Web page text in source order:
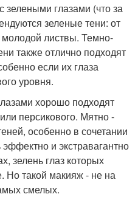
глазами (что за
зеленые тени: от
листвы. Темно-
также отлично подходят
если их глаза
уровня.
хорошо подходят
персикового. Мятно -
особенно в сочетании
и экстравагантно
зелень глаз которых
Но такой макияж - не на
смелых.